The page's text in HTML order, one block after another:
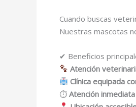
Cuando buscas
Nuestras mascotas
✔ Beneficios
Atención
Clínica equipada
⏱ Atención